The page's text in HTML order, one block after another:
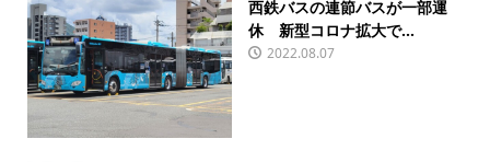
西鉄バスの連節バスが一部運
休 新型コロナ拡大で...
2022.08.07